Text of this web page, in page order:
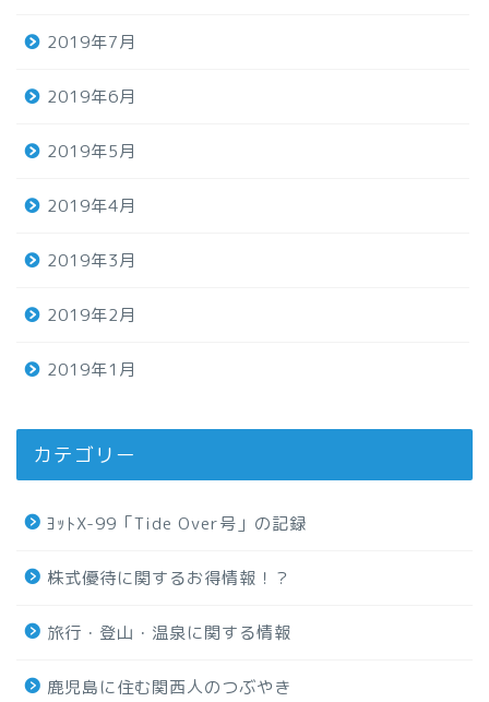
2019年7月
2019年6月
2019年5月
2019年4月
2019年3月
2019年2月
2019年1月
カテゴリー
ﾖｯﾄX-99「Tide Over号」の記録
株式優待に関するお得情報！？
旅行・登山・温泉に関する情報
鹿児島に住む関西人のつぶやき